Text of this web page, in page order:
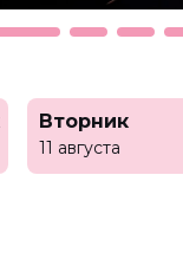
Вторник
11 августа